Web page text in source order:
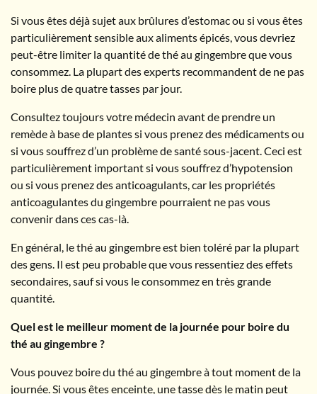
Si vous êtes déjà sujet aux brûlures d’estomac ou si vous êtes
particulièrement sensible aux aliments épicés, vous devriez
peut-être limiter la quantité de thé au gingembre que vous
consommez. La plupart des experts recommandent de ne pas
boire plus de quatre tasses par jour.
Consultez toujours votre médecin avant de prendre un
remède à base de plantes si vous prenez des médicaments ou
si vous souffrez d’un problème de santé sous-jacent. Ceci est
particulièrement important si vous souffrez d’hypotension
ou si vous prenez des anticoagulants, car les propriétés
anticoagulantes du gingembre pourraient ne pas vous
convenir dans ces cas-là.
En général, le thé au gingembre est bien toléré par la plupart
des gens. Il est peu probable que vous ressentiez des effets
secondaires, sauf si vous le consommez en très grande
quantité.
Quel est le meilleur moment de la journée pour boire du
thé au gingembre ?
Vous pouvez boire du thé au gingembre à tout moment de la
journée. Si vous êtes enceinte, une tasse dès le matin peut